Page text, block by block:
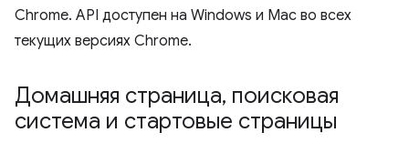
Chrome. API доступен на Windows и Mac во всех
текущих версиях Chrome.
Домашняя страница, поисковая
система и стартовые страницы